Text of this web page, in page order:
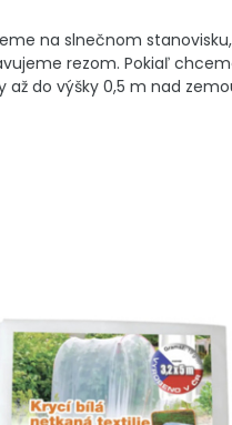
na slnečnom
rezom. Pokiaľ
do výšky 0,5 m nad